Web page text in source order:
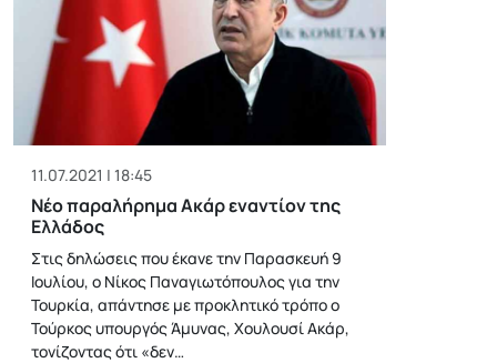
11.07.2021 | 18:45
Νέο παραλήρημα Ακάρ εναντίον της
Ελλάδος
Στις δηλώσεις που έκανε την Παρασκευή 9
Ιουλίου, ο Νίκος Παναγιωτόπουλος για την
Τουρκία, απάντησε με προκλητικό τρόπο ο
Τούρκος υπουργός Άμυνας, Χουλουσί Ακάρ,
τονίζοντας ότι «δεν…